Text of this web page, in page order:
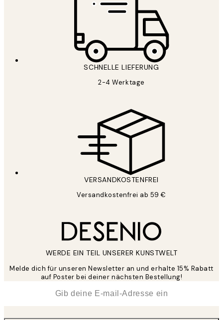
SCHNELLE LIEFERUNG
2-4 Werktage
VERSANDKOSTENFREI
Versandkostenfrei ab 59 €
WERDE EIN TEIL UNSERER KUNSTWELT
Melde dich für unseren Newsletter an und erhalte 15% Rabatt
auf Poster bei deiner nächsten Bestellung!